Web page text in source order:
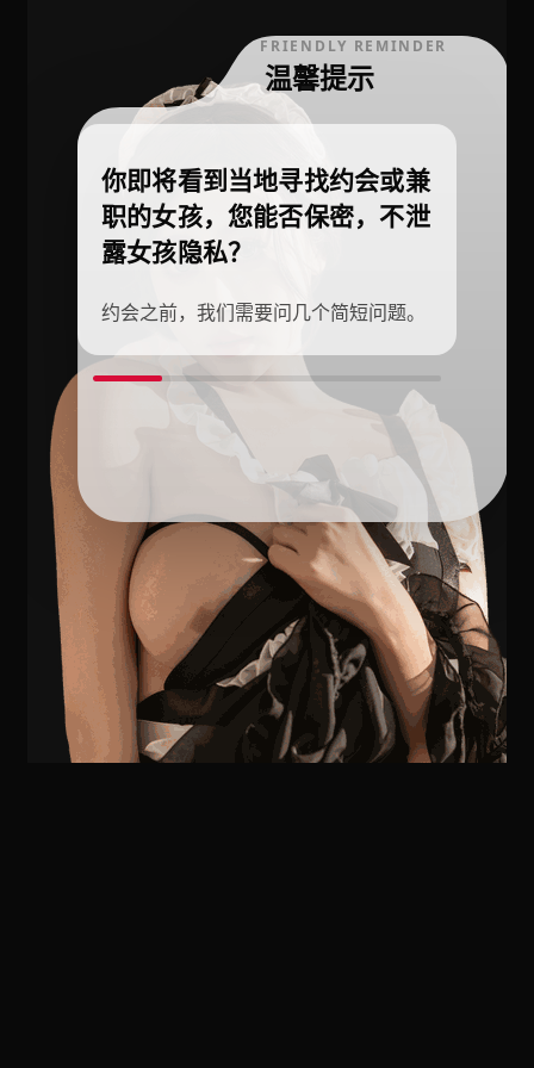
FRIENDLY REMINDER
温馨提示
你即将看到当地寻找约会或兼
职的女孩，您能否保密，不泄
露女孩隐私？
约会之前，我们需要问几个简短问题。